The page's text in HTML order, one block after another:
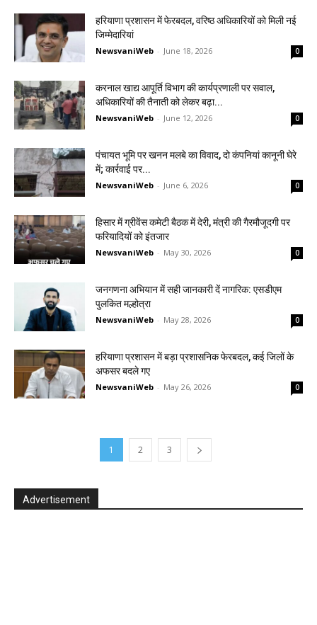
हरियाणा प्रशासन में फेरबदल, वरिष्ठ अधिकारियों को मिली नई
जिम्मेदारियां
NewsvaniWeb - June 18, 2026 0
करनाल खाद्य आपूर्ति विभाग की कार्यप्रणाली पर सवाल,
अधिकारियों की तैनाती को लेकर बढ़ा...
NewsvaniWeb - June 12, 2026 0
पंचायत भूमि पर खनन मलबे का विवाद, दो कंपनियां कानूनी घेरे
में; कार्रवाई पर...
NewsvaniWeb - June 6, 2026 0
हिसार में ग्रीवेंस कमेटी बैठक में देरी, मंत्री की गैरमौजूदगी पर
फरियादियों को इंतजार
NewsvaniWeb - May 30, 2026 0
जनगणना अभियान में सही जानकारी दें नागरिक: एसडीएम
पुलकित मल्होत्रा
NewsvaniWeb - May 28, 2026 0
हरियाणा प्रशासन में बड़ा प्रशासनिक फेरबदल, कई जिलों के
अफसर बदले गए
NewsvaniWeb - May 26, 2026 0
1 2 3
Advertisement